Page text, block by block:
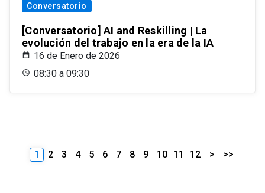
Conversatorio
[Conversatorio] AI and Reskilling | La
evolución del trabajo en la era de la IA
16 de Enero de 2026
08:30 a 09:30
1 2 3 4 5 6 7 8 9 10 11 12 > >>